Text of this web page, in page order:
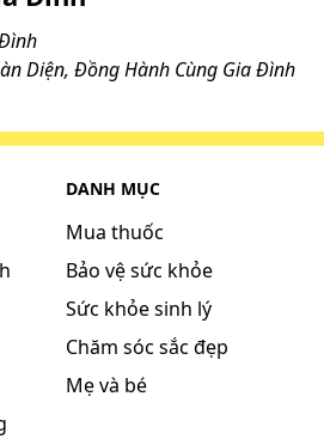
Diện, Đồng Hành Cùng Gia Đình
DANH MỤC
Mua thuốc
Bảo vệ sức khỏe
Sức khỏe sinh lý
Chăm sóc sắc đẹp
Mẹ và bé